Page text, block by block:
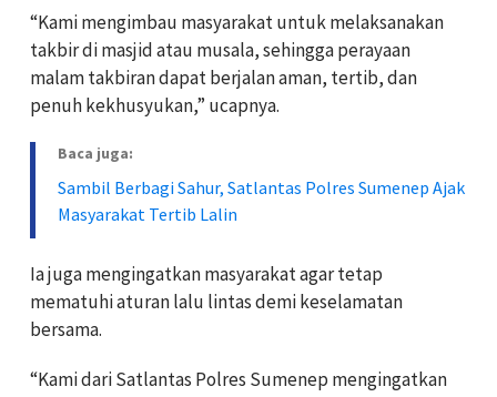
“Kami mengimbau masyarakat untuk melaksanakan
takbir di masjid atau musala, sehingga perayaan
malam takbiran dapat berjalan aman, tertib, dan
penuh kekhusyukan,” ucapnya.
Baca juga:
Sambil Berbagi Sahur, Satlantas Polres Sumenep Ajak
Masyarakat Tertib Lalin
Ia juga mengingatkan masyarakat agar tetap
mematuhi aturan lalu lintas demi keselamatan
bersama.
“Kami dari Satlantas Polres Sumenep mengingatkan